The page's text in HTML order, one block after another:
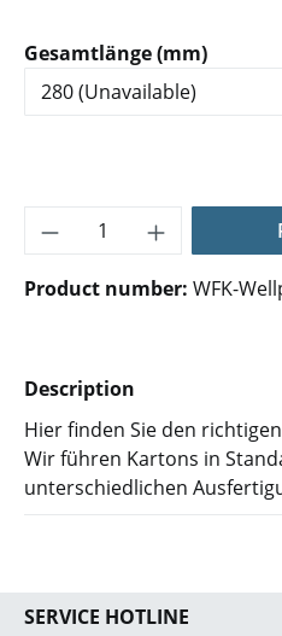
Select
Gesamtlänge (mm)
Product Quantity:
Product number: WFK-
Description
Hier finden Sie den
Wir führen Kartons in
unterschiedlichen
SERVICE HOTLINE